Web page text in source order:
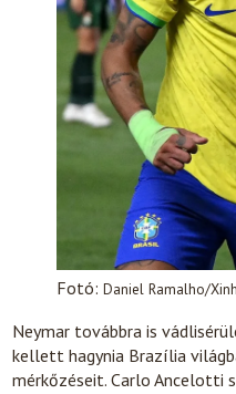
Fotó:Daniel Ramalho/
Neymar továbbra is
kellett hagynia Brazília
mérkőzéseit. Carlo Ancelotti